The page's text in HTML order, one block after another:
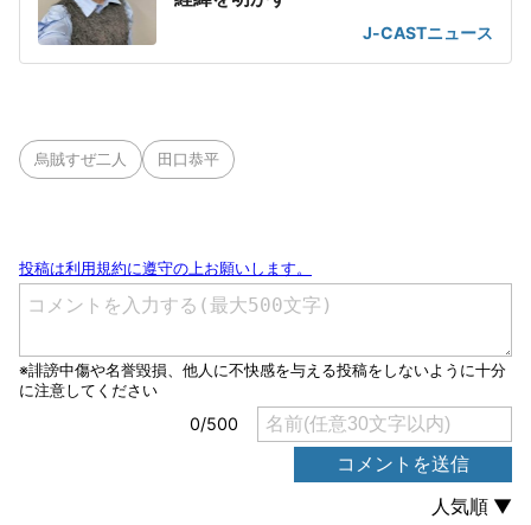
J-CASTニュース
烏賊すぜ二人 田口恭平